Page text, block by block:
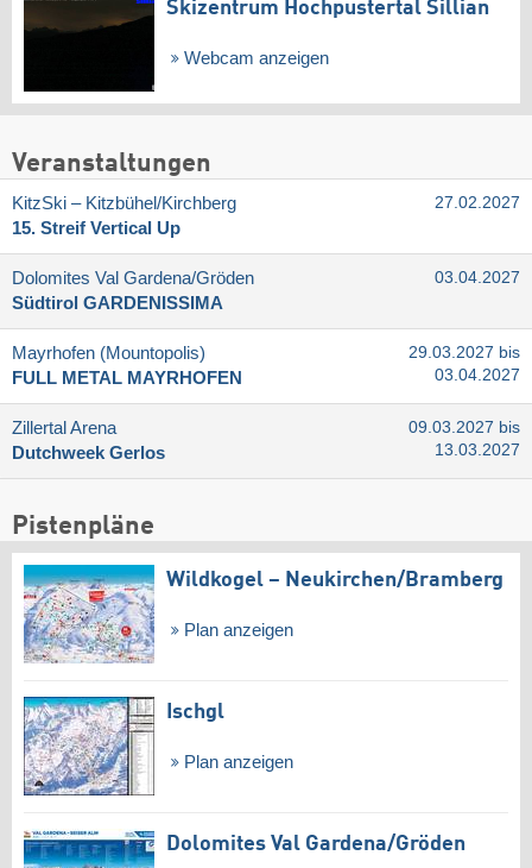
Skizentrum Hochpustertal Sillian
Webcam anzeigen
Veranstaltungen
KitzSki – Kitzbühel/​Kirchberg
15. Streif Vertical Up
27.02.2027
Dolomites Val Gardena/​Gröden
Südtirol GARDENISSIMA
03.04.2027
Mayrhofen (Mountopolis)
FULL METAL MAYRHOFEN
29.03.2027 bis
03.04.2027
Zillertal Arena
Dutchweek Gerlos
09.03.2027 bis
13.03.2027
Pistenpläne
Wildkogel – Neukirchen/​Bramberg
Plan anzeigen
Ischgl
Plan anzeigen
Dolomites Val Gardena/​Gröden